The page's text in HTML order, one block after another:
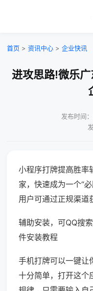
首页 > 资讯中心 > 企业快讯
进攻思路!微乐
发布时间
小程序打牌提高胜率
家，快速成为一个“
用户可通过正规渠道
辅助安装，可QQ搜
件安装教程
手机打牌可以一键让
十分简单，打开这个